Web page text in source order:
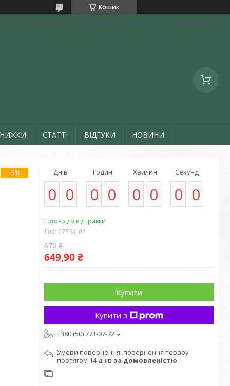
Кошик
СТАТТІ ВІДГУКИ НОВИНИ
–3% Днів
0 0
Годин
0 0
Хвилин
0 0
Секунд
0 0
Готово до відправки
Код: 07554_01
670 ₴
649,90 ₴
Купити
Купити з
+380 (50) 773-07-72
повернення товару
протягом 14 днів за домовленістю